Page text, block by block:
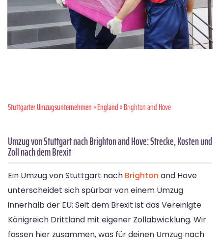
Stuttgarter Umzugsunternehmen»England» Brighton and Hove
Umzug von Stuttgart nach Brighton and Hove: Strecke, Kosten und
Zoll nach dem Brexit
Ein Umzug von Stuttgart nach Brighton and Hove
unterscheidet sich spürbar von einem Umzug
innerhalb der EU: Seit dem Brexit ist das Vereinigte
Königreich Drittland mit eigener Zollabwicklung. Wir
fassen hier zusammen, was für deinen Umzug nach